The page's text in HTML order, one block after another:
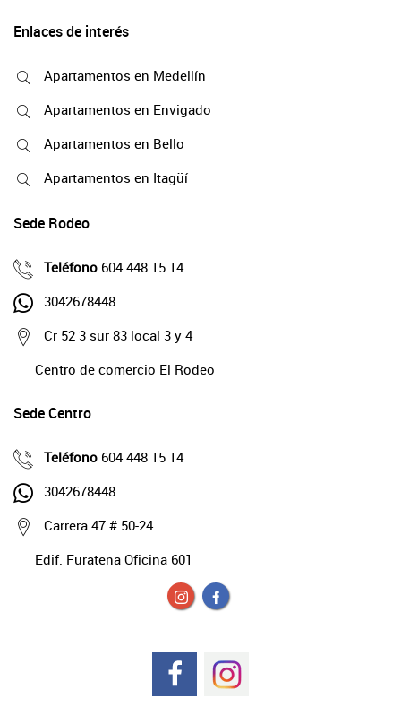
Enlaces de interés
Apartamentos en Medellín
Apartamentos en Envigado
Apartamentos en Bello
Apartamentos en Itagüí
Sede Rodeo
Teléfono 604 448 15 14
3042678448
Cr 52 3 sur 83 local 3 y 4
Centro de comercio El Rodeo
Sede Centro
Teléfono 604 448 15 14
3042678448
Carrera 47 # 50-24
Edif. Furatena Oficina 601